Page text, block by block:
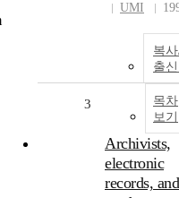
UMI
복
출
목차
보기
3
Archivists,
electronic
records,